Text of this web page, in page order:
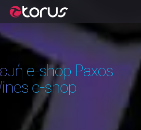
e-shop Paxos
e-shop